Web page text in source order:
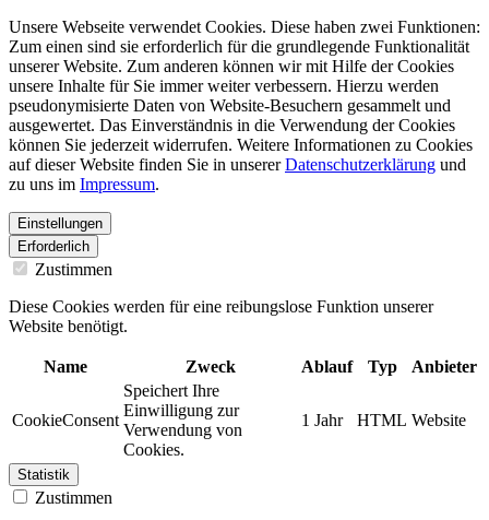
Unsere Webseite verwendet Cookies. Diese haben zwei Funktionen:
Zum einen sind sie erforderlich für die grundlegende Funktionalität
unserer Website. Zum anderen können wir mit Hilfe der Cookies
unsere Inhalte für Sie immer weiter verbessern. Hierzu werden
pseudonymisierte Daten von Website-Besuchern gesammelt und
ausgewertet. Das Einverständnis in die Verwendung der Cookies
können Sie jederzeit widerrufen. Weitere Informationen zu Cookies
auf dieser Website finden Sie in unsererDatenschutzerklärung und
zu uns im Impressum.
Einstellungen
Erforderlich
Zustimmen
Diese Cookies werden für eine reibungslose Funktion unserer
Website benötigt.
Name Zweck Ablauf Typ Anbieter
CookieConsent
Speichert Ihre
Einwilligung zur
Verwendung von
Cookies.
1 Jahr HTML Website
Statistik
Zustimmen